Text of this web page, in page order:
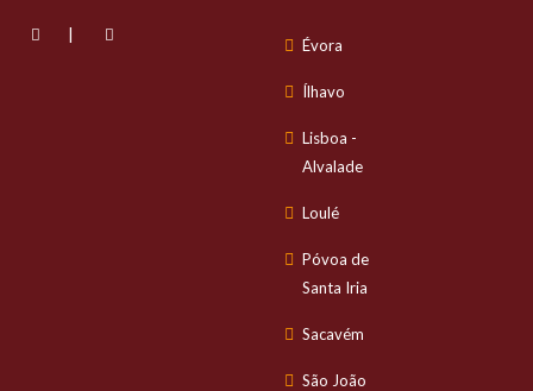
|
Évora
Ílhavo
Lisboa -
Alvalade
Loulé
Póvoa de
Santa Iria
Sacavém
São João